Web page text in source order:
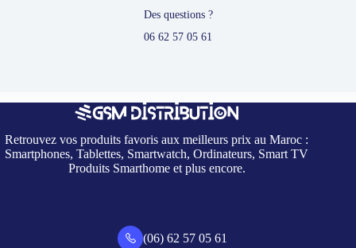
Des questions ?
06 62 57 05 61
Retrouvez vos produits favoris aux meilleurs prix au Maroc :
Smartphones, Tablettes, Smartwatch, Ordinateurs, Smart TV
Produits Smarthome et plus encore.
(06) 62 57 05 61